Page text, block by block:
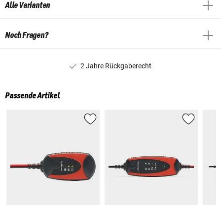
Alle Varianten
Noch Fragen?
2 Jahre Rückgaberecht
Passende Artikel